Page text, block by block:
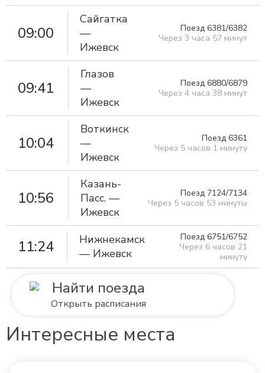
09:00
Сайгатка
—
Ижевск
Поезд 6381/6382
Через 3 часа 57 минут
09:41
Глазов
—
Ижевск
Поезд 6880/6879
Через 4 часа 38 минут
10:04
Воткинск
—
Ижевск
Поезд 6361
Через 5 часов 1 минуту
10:56
Казань-
Пасс. —
Ижевск
Поезд 7124/7134
Через 5 часов 53 минуты
11:24
Нижнекамск
— Ижевск
Поезд 6751/6752
Через 6 часов 21
минуту
Найти поезда
Открыть расписания
Интересные места